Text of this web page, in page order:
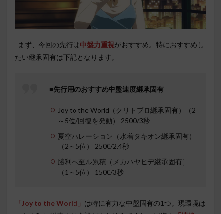
まず、今回の先行は中盤力重視がおすすめ。特におすすめし
たい継承固有は下記となります。
■先行用のおすすめ中盤速度継承固有
Joy to the World（クリトプロ継承固有）（2
～5位/回復を発動） 2500/3秒
夏空ハレーション（水着タキオン継承固有）
（2～5位） 2500/2.4秒
勝利ヘ至ル累積（メカハヤヒデ継承固有）
（1～5位） 1500/3秒
「Joy to the World」 は特に有力な中盤固有の1つ。現環境は